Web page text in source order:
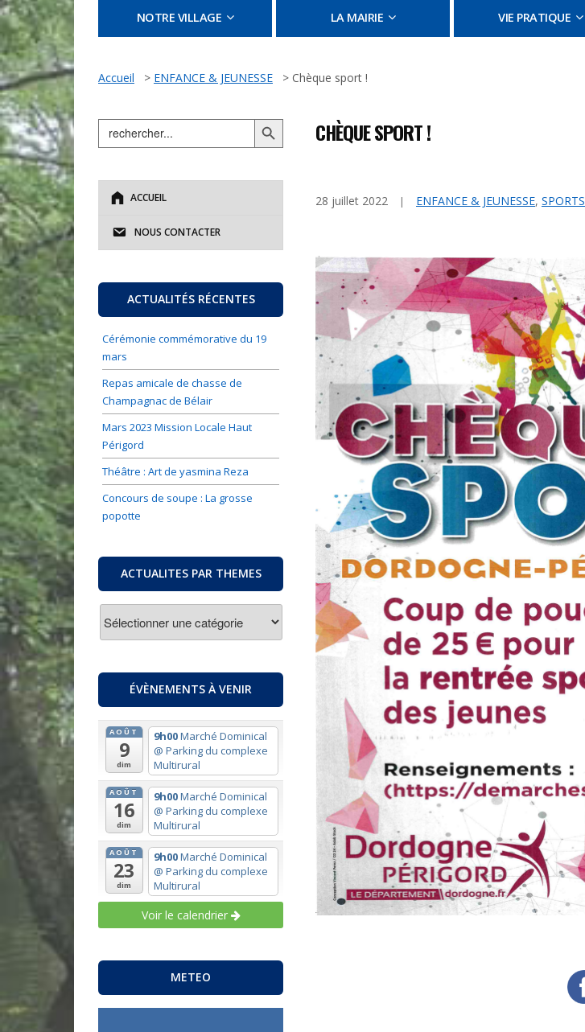
NOTRE VILLAGE LA MAIRIE VIE PRATIQUE
Accueil > ENFANCE & JEUNESSE > Chèque sport !
Search Search Button
ACCUEIL
NOUS CONTACTER
ACTUALITÉS RÉCENTES
Cérémonie commémorative du 19
mars
Repas amicale de chasse de
Champagnac de Bélair
Mars 2023 Mission Locale Haut
Périgord
Théâtre : Art de yasmina Reza
Concours de soupe : La grosse
popotte
ACTUALITES PAR THEMES
PAR
ÉVÈNEMENTS À VENIR
AOÛT
9
dim
9h00Marché Dominical
@ Parking du complexe
Multirural
AOÛT
16
dim
9h00Marché Dominical
@ Parking du complexe
Multirural
AOÛT
23
dim
9h00Marché Dominical
@ Parking du complexe
Multirural
Voir le calendrier
METEO
CHÈQUE SPORT !
28 juillet 2022 ENFANCE & JEUNESSE, SPORTS